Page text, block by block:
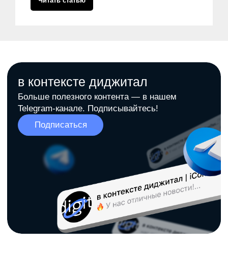
icontext
Zen Mobile Agency
Registratura
iSEO
CPAExchange
Стать автором
Компании